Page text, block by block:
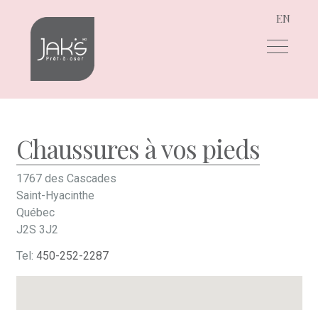
Aller
navigation
Aller
contenu
EN
Chaussures à vos pieds
1767 des Cascades
Saint-Hyacinthe
Québec
J2S 3J2
Tel: 450-252-2287